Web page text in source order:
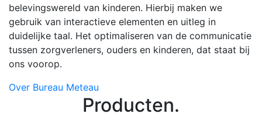
belevingswereld van kinderen. Hierbij maken we
gebruik van interactieve elementen en uitleg in
duidelijke taal. Het optimaliseren van de communicatie
tussen zorgverleners, ouders en kinderen, dat staat bij
ons voorop.
Over Bureau Meteau
Producten.